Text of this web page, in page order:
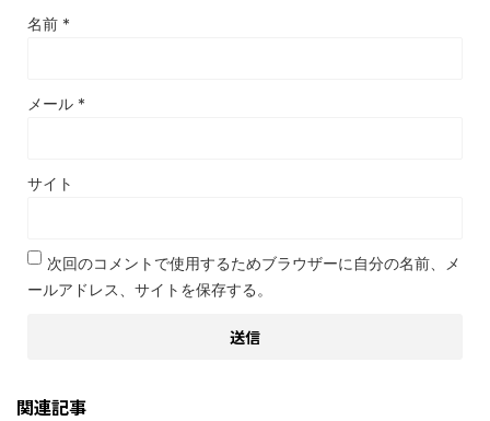
名前 *
メール *
サイト
次回のコメントで使用するためブラウザーに自分の名前、メ
ールアドレス、サイトを保存する。
関連記事